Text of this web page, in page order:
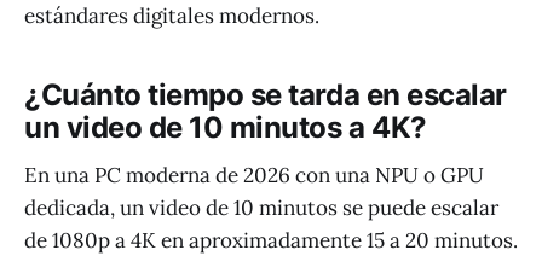
estándares digitales modernos.
¿Cuánto tiempo se tarda en escalar
un video de 10 minutos a 4K?
En una PC moderna de 2026 con una NPU o GPU
dedicada, un video de 10 minutos se puede escalar
de 1080p a 4K en aproximadamente 15 a 20 minutos.